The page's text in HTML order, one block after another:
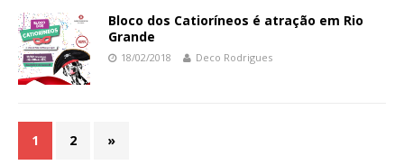
Bloco dos Catioríneos é atração em Rio
Grande
18/02/2018 Deco Rodrigues
1 2 »